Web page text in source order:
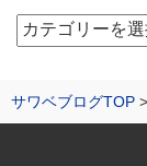
サワベブログTOP
カ
リ